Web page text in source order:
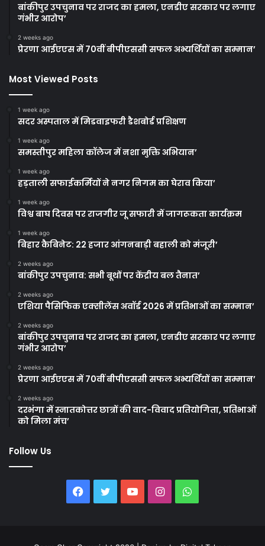
बांकीपुर उपचुनाव पर राजद का हमला, एनडीए सरकार पर लगाए
गंभीर आरोप’
2 weeks ago
प्रेरणा आईएएस में 70वीं बीपीएससी सफल अभ्यर्थियों का सम्मान’
Most Viewed Posts
1 week ago
सदर अस्पताल में मिडवाइफरी डैशबोर्ड प्रशिक्षण
1 week ago
समस्तीपुर महिला कॉलेज में नशा मुक्ति अभियान’
1 week ago
हड़ताली सफाईकर्मियों ने नगर निगम का घेराव किया’
1 week ago
विश्व बाघ दिवस पर राजगीर जू सफारी में जागरूकता कार्यक्रम
1 week ago
बिहार कैबिनेट: 22 हजार आंगनबाड़ी बहाली को मंजूरी’
2 weeks ago
बांकीपुर उपचुनाव: सभी बूथों पर केंद्रीय बल तैनात’
2 weeks ago
एशिया पैसिफिक एक्सीलेंस अवॉर्ड 2026 में प्रतिभाओं का सम्मान’
2 weeks ago
बांकीपुर उपचुनाव पर राजद का हमला, एनडीए सरकार पर लगाए
गंभीर आरोप’
2 weeks ago
प्रेरणा आईएएस में 70वीं बीपीएससी सफल अभ्यर्थियों का सम्मान’
2 weeks ago
दरभंगा में स्नातकोत्तर छात्रों की वाद-विवाद प्रतियोगिता, प्रतिभाओं
को मिला मंच’
Follow Us
Facebook
TwitterYouTubeInstagramWhatsApp